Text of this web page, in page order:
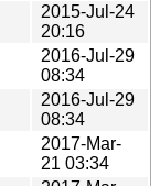
2015-Jul-24
20:16
2016-Jul-29
08:34
2016-Jul-29
08:34
2017-Mar-
21 03:34